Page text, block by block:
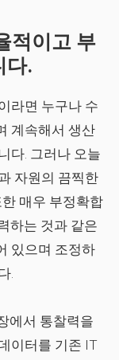
적이고 부
다.
라면 누구나 수
계속해서 생산
다. 그러나 오늘
자원의 끔찍한
매우 부정확합
하는 것과 같은
있으며 조정하
.
에서 통찰력을
이터를 기존 IT